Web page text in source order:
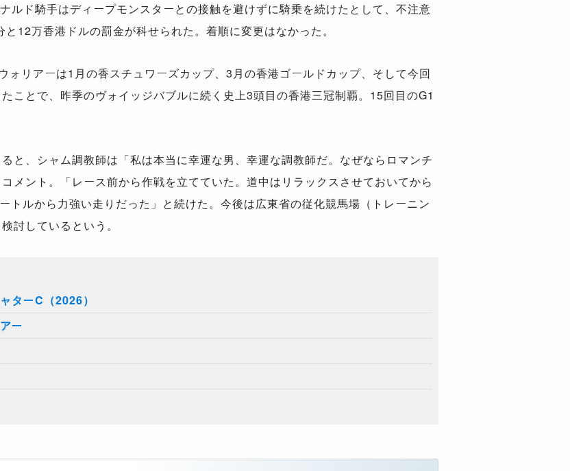
ルド騎手はディープモンスターとの接触を避けずに騎乗を続けたとして、不注意
12万香港ドルの罰金が科せられた。着順に変更はなかった。
リアーは1月の香スチュワーズカップ、3月の香港ゴールドカップ、そして今回
ことで、昨季のヴォイッジバブルに続く史上3頭目の香港三冠制覇。15回目のG1
と、シャム調教師は「私は本当に幸運な男、幸運な調教師だ。なぜならロマンチ
メント。「レース前から作戦を立てていた。道中はリラックスさせておいてから
トルから力強い走りだった」と続けた。今後は広東省の従化競馬場（トレーニン
討しているという。
ターC（2026）
ー